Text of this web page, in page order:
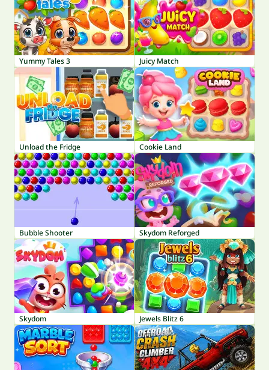
Yummy Tales 3 Juicy Match
Unload the Fridge Cookie Land
Bubble Shooter Skydom Reforged
Skydom Jewels Blitz 6